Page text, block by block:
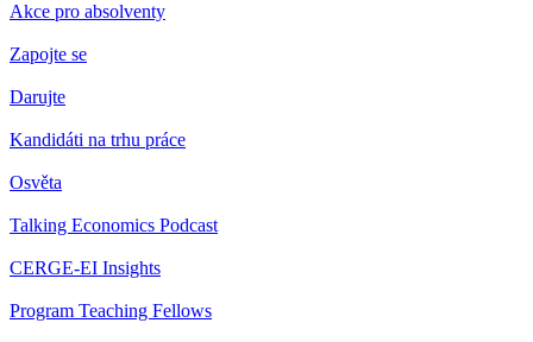
Akce pro absolventy
Zapojte se
Darujte
Kandidáti na trhu práce
Osvěta
Talking Economics Podcast
CERGE-EI Insights
Program Teaching Fellows